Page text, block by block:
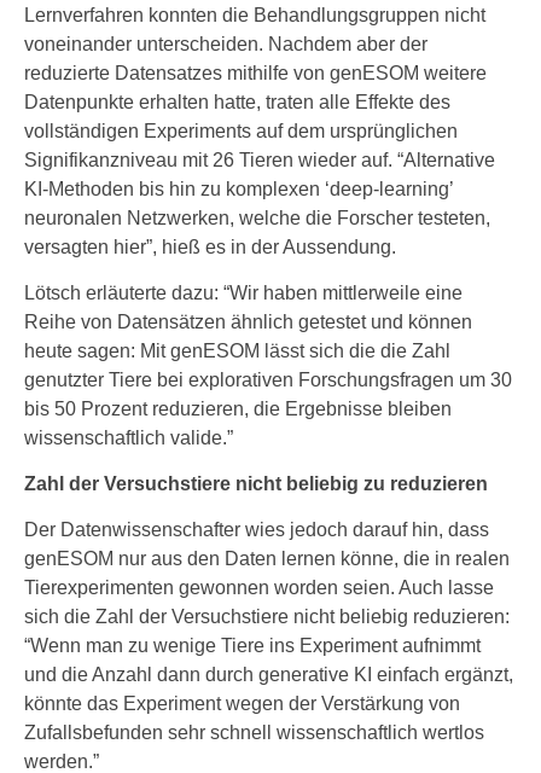
Lernverfahren konnten die Behandlungsgruppen nicht
voneinander unterscheiden. Nachdem aber der
reduzierte Datensatzes mithilfe von genESOM weitere
Datenpunkte erhalten hatte, traten alle Effekte des
vollständigen Experiments auf dem ursprünglichen
Signifikanzniveau mit 26 Tieren wieder auf. “Alternative
KI-Methoden bis hin zu komplexen ‘deep-learning’
neuronalen Netzwerken, welche die Forscher testeten,
versagten hier”, hieß es in der Aussendung.
Lötsch erläuterte dazu: “Wir haben mittlerweile eine
Reihe von Datensätzen ähnlich getestet und können
heute sagen: Mit genESOM lässt sich die die Zahl
genutzter Tiere bei explorativen Forschungsfragen um 30
bis 50 Prozent reduzieren, die Ergebnisse bleiben
wissenschaftlich valide.”
Zahl der Versuchstiere nicht beliebig zu reduzieren
Der Datenwissenschafter wies jedoch darauf hin, dass
genESOM nur aus den Daten lernen könne, die in realen
Tierexperimenten gewonnen worden seien. Auch lasse
sich die Zahl der Versuchstiere nicht beliebig reduzieren:
“Wenn man zu wenige Tiere ins Experiment aufnimmt
und die Anzahl dann durch generative KI einfach ergänzt,
könnte das Experiment wegen der Verstärkung von
Zufallsbefunden sehr schnell wissenschaftlich wertlos
werden.”